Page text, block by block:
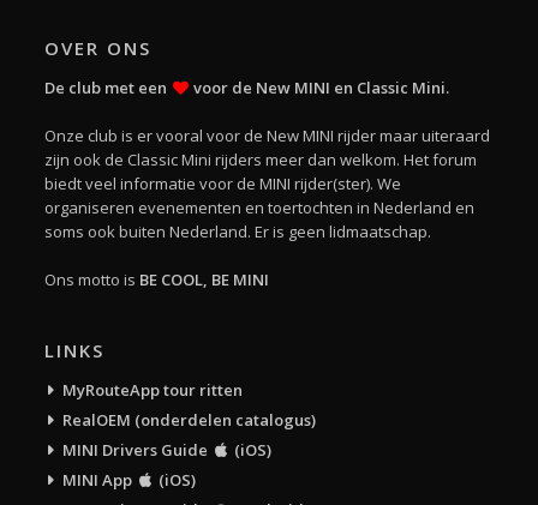
OVER ONS
De club met een voor de New MINI en Classic Mini.
Onze club is er vooral voor de New MINI rijder maar uiteraard
zijn ook de Classic Mini rijders meer dan welkom. Het forum
biedt veel informatie voor de MINI rijder(ster). We
organiseren evenementen en toertochten in Nederland en
soms ook buiten Nederland. Er is geen lidmaatschap.
Ons motto is BE COOL, BE MINI
LINKS
MyRouteApp tour ritten
RealOEM (onderdelen catalogus)
MINI Drivers Guide
(iOS)
MINI App
(iOS)